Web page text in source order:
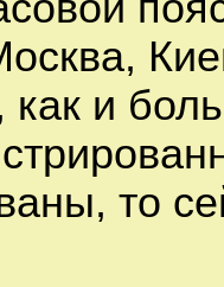
как и
то